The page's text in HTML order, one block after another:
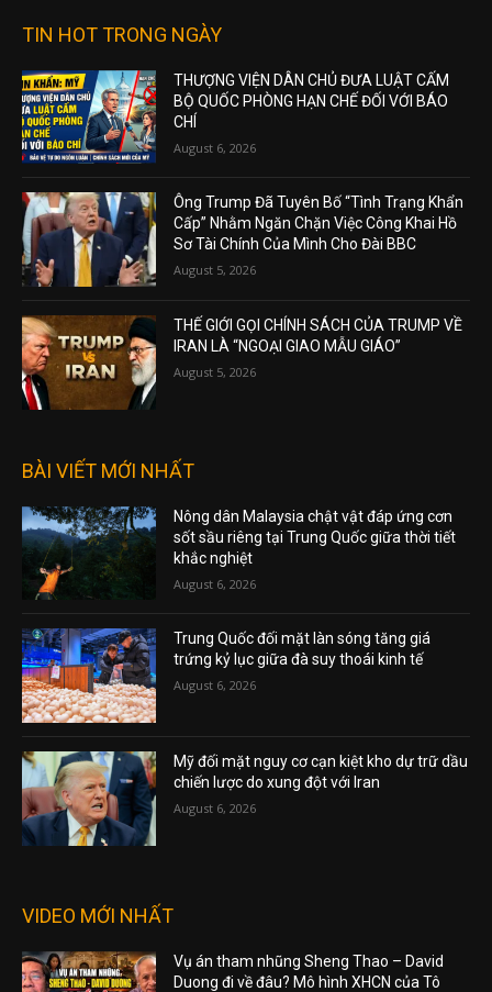
TIN HOT TRONG NGÀY
THƯỢNG VIỆN DÂN CHỦ ĐƯA LUẬT CẤM
BỘ QUỐC PHÒNG HẠN CHẾ ĐỐI VỚI BÁO
CHÍ
August 6, 2026
Ông Trump Đã Tuyên Bố “Tình Trạng Khẩn
Cấp” Nhằm Ngăn Chặn Việc Công Khai Hồ
Sơ Tài Chính Của Mình Cho Đài BBC
August 5, 2026
THẾ GIỚI GỌI CHÍNH SÁCH CỦA TRUMP VỀ
IRAN LÀ “NGOẠI GIAO MẪU GIÁO”
August 5, 2026
BÀI VIẾT MỚI NHẤT
Nông dân Malaysia chật vật đáp ứng cơn
sốt sầu riêng tại Trung Quốc giữa thời tiết
khắc nghiệt
August 6, 2026
Trung Quốc đối mặt làn sóng tăng giá
trứng kỷ lục giữa đà suy thoái kinh tế
August 6, 2026
Mỹ đối mặt nguy cơ cạn kiệt kho dự trữ dầu
chiến lược do xung đột với Iran
August 6, 2026
VIDEO MỚI NHẤT
Vụ án tham nhũng Sheng Thao – David
Duong đi về đâu? Mô hình XHCN của Tô